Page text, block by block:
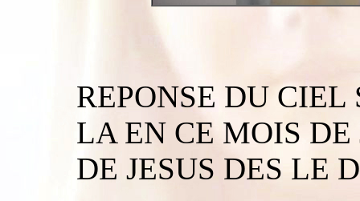
REPONSE DU CIEL
LA EN CE MOIS
DE JESUS DES LE